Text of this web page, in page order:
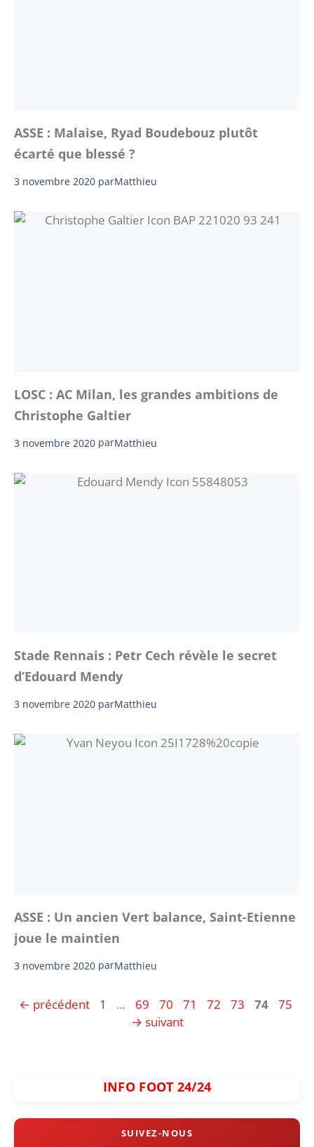
ASSE : Malaise, Ryad Boudebouz plutôt
écarté que blessé ?
3 novembre 2020 parMatthieu
LOSC : AC Milan, les grandes ambitions de
Christophe Galtier
3 novembre 2020 parMatthieu
Stade Rennais : Petr Cech révèle le secret
d’Edouard Mendy
3 novembre 2020 parMatthieu
ASSE : Un ancien Vert balance, Saint-Etienne
joue le maintien
3 novembre 2020 parMatthieu
← précédent Page
1 … Page
69 Page
70 Page
71 Page
72 Page
73 Page
74 Page
75
→ suivant
INFO FOOT 24/24